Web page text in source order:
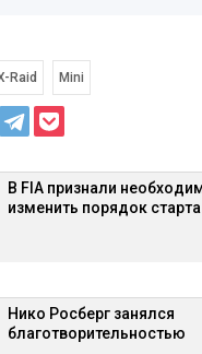
Raid Mini
В FIA признали
изменить порядок старта
Нико Росберг занялся
благотворительностью